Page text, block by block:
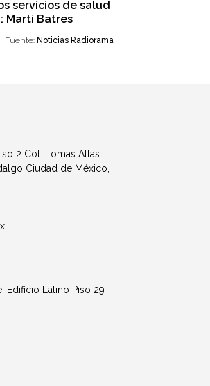
servicios de salud
Martí Batres
Fuente: Noticias Radiorama
2 Col. Lomas Altas
Ciudad de México,
Edificio Latino Piso 29